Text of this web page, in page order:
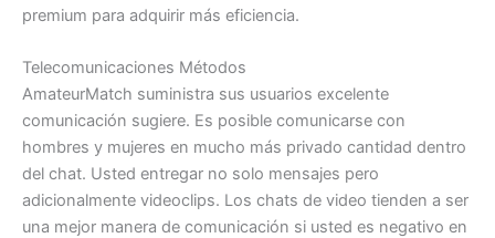
premium para adquirir más eficiencia.
Telecomunicaciones Métodos
AmateurMatch suministra sus usuarios excelente
comunicación sugiere. Es posible comunicarse con
hombres y mujeres en mucho más privado cantidad dentro
del chat. Usted entregar no solo mensajes pero
adicionalmente videoclips. Los chats de video tienden a ser
una mejor manera de comunicación si usted es negativo en